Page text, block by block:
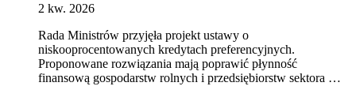
2 kw. 2026
Rada Ministrów przyjęła projekt ustawy o
niskooprocentowanych kredytach preferencyjnych.
Proponowane rozwiązania mają poprawić płynność
finansową gospodarstw rolnych i przedsiębiorstw sektora …